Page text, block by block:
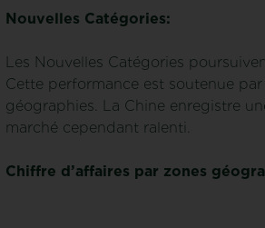
Nouvelles Catégories:
Les Nouvelles Catégories
Cette performance est soutenue
géographies. La Chine enregistre
marché cependant ralenti.
Chiffre d’affaires par zones